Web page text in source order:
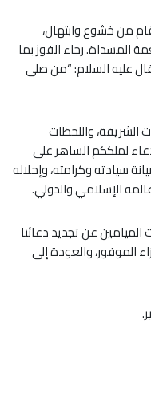
من خشوع وابتهال،
المسداة. رجاء الفوز بما
عليه السلام: “من صلى
واللحظات
لملككم الساهر على
سيادته وكرامته، وإحلاله
الإسلامي والدولي.
عن تجديد دعائنا
الموفور، والعودة إلى